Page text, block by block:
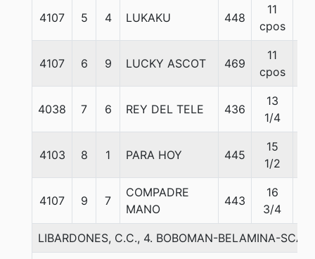
4107 5 4 LUKAKU 448
11
cpos
4107 6 9 LUCKY ASCOT 469
11
cpos
4038 7 6 REY DEL TELE 436
13
1/4
4103 8 1 PARA HOY 445
15
1/2
4107 9 7
COMPADRE
MANO
443
16
3/4
LIBARDONES, C.C., 4. BOBOMAN-BELAMINA-SCAT